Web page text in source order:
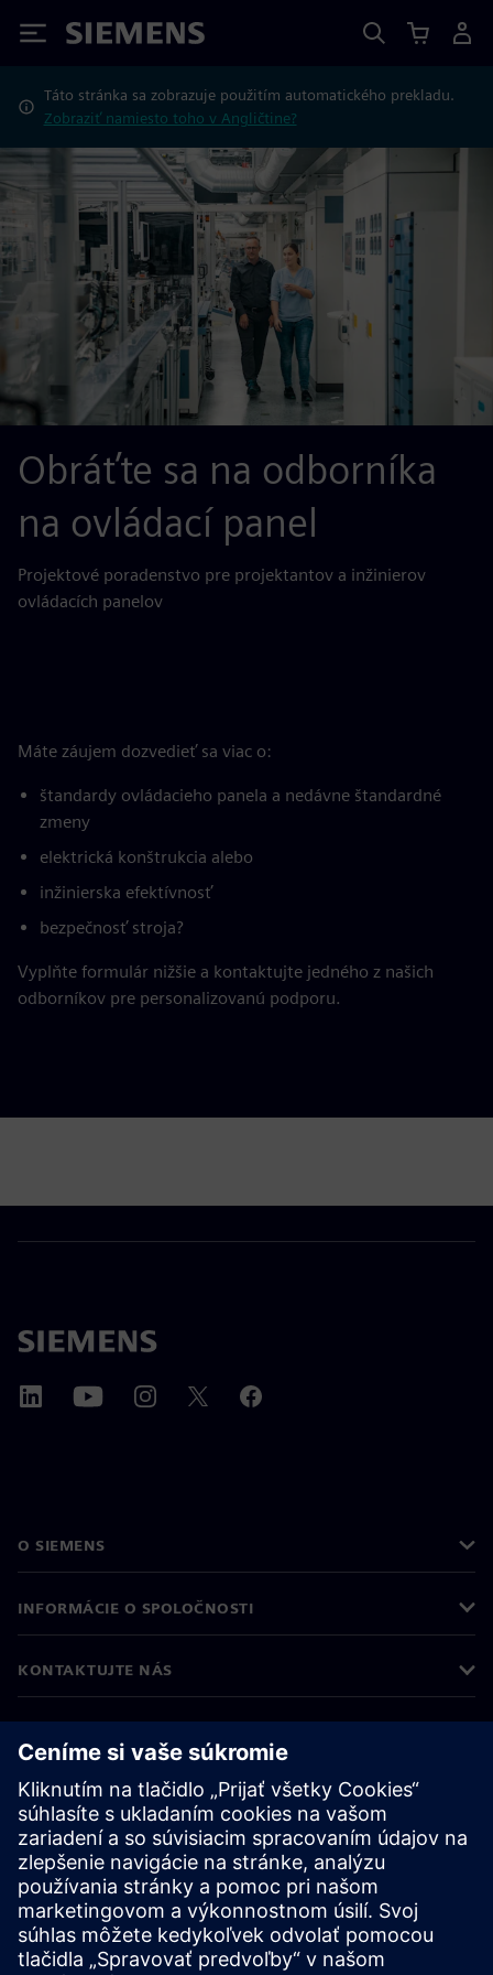
Siemens
Táto stránka sa zobrazuje použitím automatického prekladu.
Zobraziť namiesto toho v Angličtine?
Obráťte sa na odborníka
na ovládací panel
Projektové poradenstvo pre projektantov a inžinierov
ovládacích panelov
Máte záujem dozvedieť sa viac o:
štandardy ovládacieho panela a nedávne štandardné
zmeny
elektrická konštrukcia alebo
inžinierska efektívnosť
bezpečnosť stroja?
Vyplňte formulár nižšie a kontaktujte jedného z našich
odborníkov pre personalizovanú podporu.
O SIEMENS
INFORMÁCIE O SPOLOČNOSTI
KONTAKTUJTE NÁS
©Siemens2026
Firemné informácie
Informácie o ochrane osobných údajov